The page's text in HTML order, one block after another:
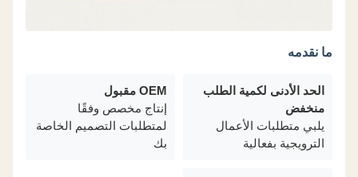
ما نقدمه
الحد الأدنى لكمية الطلب
منخفض
يلبي متطلبات الأعمال
الترويجية بفعالية
إنتاج مخصص وفقًا
لمتطلبات التصميم الخاصة